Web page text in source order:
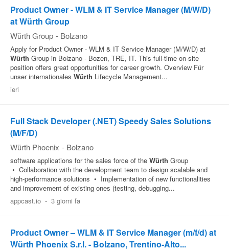
Product Owner - WLM & IT Service Manager (M/W/D)
at Würth Group
Würth Group - Bolzano
Apply for Product Owner - WLM & IT Service Manager (M/W/D) at
Würth Group in Bolzano - Bozen, TRE, IT. This full‑time on‑site
position offers great opportunities for career growth. Overview Für
unser internationales Würth Lifecycle Management...
ieri
Full Stack Developer (.NET) Speedy Sales Solutions
(M/F/D)
Würth Phoenix - Bolzano
software applications for the sales force of the Würth Group
• Collaboration with the development team to design scalable and
high-performance solutions • Implementation of new functionalities
and improvement of existing ones (testing, debugging...
appcast.io - 3 giorni fa
Product Owner – WLM & IT Service Manager (m/f/d) at
Würth Phoenix S.r.l. - Bolzano, Trentino-Alto...